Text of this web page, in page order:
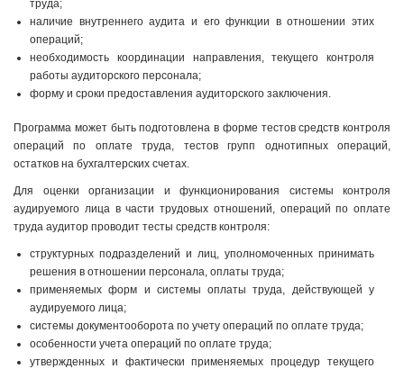
труда;
наличие внутреннего аудита и его функции в отношении этих
операций;
необходимость координации направления, текущего контроля
работы аудиторского персонала;
форму и сроки предоставления аудиторского заключения.
Программа может быть подготовлена в форме тестов средств контроля
операций по оплате труда, тестов групп однотипных операций,
остатков на бухгалтерских счетах.
Для оценки организации и функционирования системы контроля
аудируемого лица в части трудовых отношений, операций по оплате
труда аудитор проводит тесты средств контроля:
структурных подразделений и лиц, уполномоченных принимать
решения в отношении персонала, оплаты труда;
применяемых форм и системы оплаты труда, действующей у
аудируемого лица;
системы документооборота по учету операций по оплате труда;
особенности учета операций по оплате труда;
утвержденных и фактически применяемых процедур текущего